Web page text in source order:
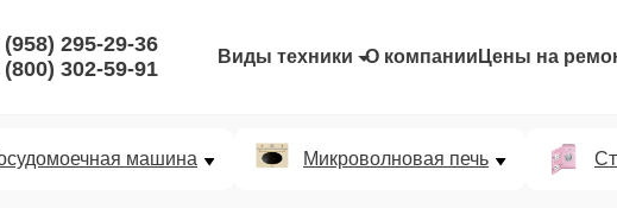
295-29-36
302-59-91
Виды техники О компании Цены на
машина Микроволновая печь